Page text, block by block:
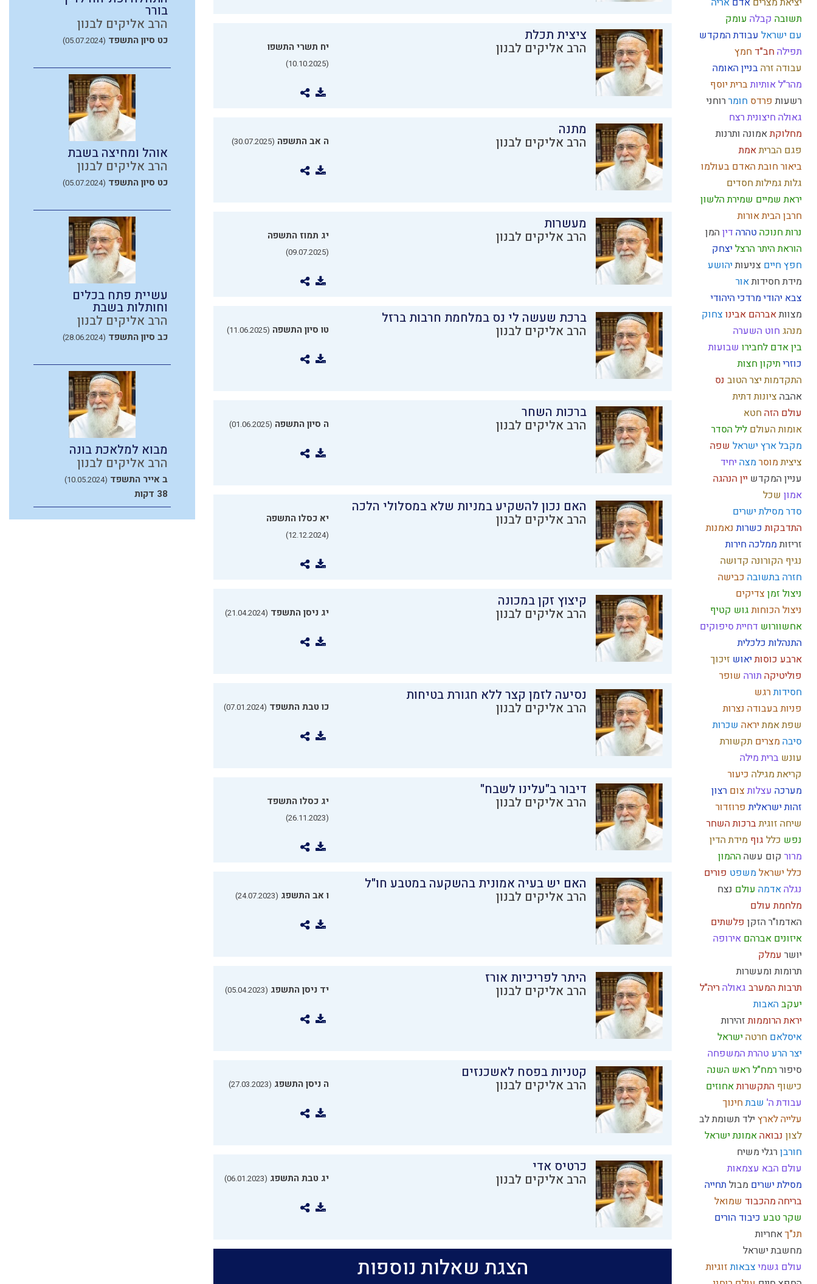
תשובה קבלה עומק
עם ישראל עבודת המקדש
תפילהחב"ד חמץ
עבודה זרהבניין האומה
מהר"לאותיותבריתיוסף
רשעותפרדס חומררוחני
גאולה חיצוניתרצח
מחלוקתאמונה ותרנות
פגם הבריתאמת
ביאור חובת האדם בעולמו
גלותגמילות חסדים
יראת שמיים שמירת הלשון
חרבן הביתאורות
נרות חנוכהטהרה דיןהמן
הוראת היתרהרצליצחק
חפץ חיים צניעותיהושע
מידת חסידותאור
צבא יהודימרדכי היהודי
מצוותאברהם אבינוצחוק
מנהג חוט השערה
בין אדם לחבירו שבועות
כוזריתיקון חצות
התקדמותיצר הטוב נס
אהבהציונות דתית
עולם הזהחטא
אומות העולם ליל הסדר
מקבלארץ ישראל שפה
ציציתמוסרמצהיחיד
עניין המקדש ייןהנהגה
אמון שכל
סדר מסילת ישרים
התדבקותכשרותנאמנות
זריזותממלכהחירות
נגיף הקורונה קדושה
חזרה בתשובה כבישה
ניצול זמןצדיקים
ניצול הכוחותגוש קטיף
אחשוורוש דחיית סיפוקים
התנהלות כלכלית
ארבע כוסותיאוש זיכוך
פוליטיקה תורה שופר
חסידותרגש
פניות בעבודה נצרות
שפת אמתיראה שכרות
סיבהמצרים תקשורת
עונש ברית מילה
קריאת מגילה כיעור
מערכה עצלותצום רצון
זהות ישראליתפרוזדור
שיחה זוגיתברכות השחר
נפש כלל גוף מידת הדין
מרור קום עשהההמון
כלל ישראלמשפט פורים
נגלהאדמה עולם נצח
מלחמת עולם
האדמו"ר הזקן פלשתים
איזונים אברהם אירופה
יושר עמלק
תרומות ומעשרות
תרבות המערב גאולהריה"ל
יעקבהאבות
יראת הרוממותזהירות
איסלאם חרטהישראל
יצר הרע טהרת המשפחה
סיפוררמח"לראש השנה
כישוף התקשרותאחוזים
עבודת ה' שבתחינוך
עלייה לארץילד תשומת לב
לצון נבואהאמונת ישראל
חורבןרגלי משיח
עולם הבא עצמאות
מסילת ישרים מבולתחייה
בריחה מהכבוד שמואל
שקרטבע כיבוד הורים
תנ"ךאחריות
מחשבת ישראל
עולם גשמיצבאותזוגיות
ציצית תכלת
הרב אליקים לבנון יח תשרי התשפו
(10.10.2025)
מתנה
הרב אליקים לבנון ה אב התשפה (30.07.2025)
מעשרות
הרב אליקים לבנון יג תמוז התשפה
(09.07.2025)
ברכת שעשה לי נס במלחמת חרבות ברזל
הרב אליקים לבנון טו סיון התשפה (11.06.2025)
ברכות השחר
הרב אליקים לבנון ה סיון התשפה (01.06.2025)
האם נכון להשקיע במניות שלא במסלולי הלכה
הרב אליקים לבנון יא כסלו התשפה
(12.12.2024)
קיצוץ זקן במכונה
הרב אליקים לבנון יג ניסן התשפד (21.04.2024)
נסיעה לזמן קצר ללא חגורת בטיחות
הרב אליקים לבנון כו טבת התשפד (07.01.2024)
דיבור ב"עלינו לשבח"
הרב אליקים לבנון יג כסלו התשפד
(26.11.2023)
האם יש בעיה אמונית בהשקעה במטבע חו"ל
הרב אליקים לבנון ו אב התשפג (24.07.2023)
היתר לפריכיות אורז
הרב אליקים לבנון יד ניסן התשפג (05.04.2023)
קטניות בפסח לאשכנזים
הרב אליקים לבנון ה ניסן התשפג (27.03.2023)
כרטיס אדי
הרב אליקים לבנון יג טבת התשפג (06.01.2023)
הצגת שאלות נוספות
בורר
הרב אליקים לבנון
כט סיון התשפד (05.07.2024)
אוהל ומחיצה בשבת
הרב אליקים לבנון
כט סיון התשפד (05.07.2024)
עשיית פתח בכלים
וחותלות בשבת
הרב אליקים לבנון
כב סיון התשפד (28.06.2024)
מבוא למלאכת בונה
הרב אליקים לבנון
ב אייר התשפד (10.05.2024)
38 דקות